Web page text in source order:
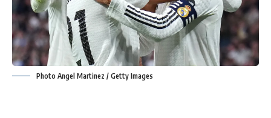
Photo Angel Martinez / Getty Images